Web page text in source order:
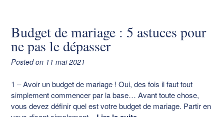
Budget de mariage : 5 astuces pour
ne pas le dépasser
Posted on 11 mai 2021
1 – Avoir un budget de mariage ! Oui, des fois il faut tout
simplement commencer par la base… Avant toute chose,
vous devez définir quel est votre budget de mariage. Partir en